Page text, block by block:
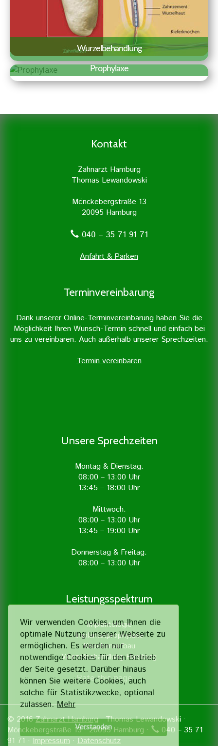
Wir verwenden Cookies, um Ihnen die
optimale Nutzung unserer Webseite zu
ermöglichen. Es werden nur
notwendige Cookies für den Betrieb
der Seite gesetzt. Darüber hinaus
können Sie weitere Cookies, auch
solche für Statistik­zwecke, optional
zulassen.Mehr
Verstanden
Erfahren Sie mehr »
Wurzelbehandlung
Aufgabe und Ziel der Wurzelbehandlung
befreien. Dies geschieht mit größter
Zahnarztpraxis mit Unterstützung
Prophylaxe
Grundstock für eine gute
besonders viel Wert auf Prophylaxe und
professionelle Zahnreinigung.
Erfahren Sie mehr »
Kontakt
Zahnarzt Hamburg
Thomas Lewandowski
Mönckebergstraße 13
20095 Hamburg
040 – 35 71 91 71
Anfahrt & Parken
Terminvereinbarung
Dank unserer Online-Terminvereinbarung haben Sie die
Möglichkeit Ihren Wunsch-Termin schnell und einfach bei
uns zu vereinbaren. Auch außerhalb unserer Sprechzeiten.
Termin vereinbaren
Unsere Sprechzeiten
Montag & Dienstag:
08:00 – 13:00 Uhr
13:45 – 18:00 Uhr
Mittwoch:
08:00 – 13:00 Uhr
13:45 – 19:00 Uhr
Donnerstag & Freitag:
08:00 – 13:00 Uhr
Leistungsspektrum
Implantologie
Implantatprophylaxe
Knochenaufbau
Wurzelbehandlung Hamburg
Rate this page
© 2016Zahnarzt Hamburg· Thomas Lewandowski ·
Mönckebergstraße 13 · 20095 Hamburg ·
040 – 35 71
91 71 · Impressum · Datenschutz